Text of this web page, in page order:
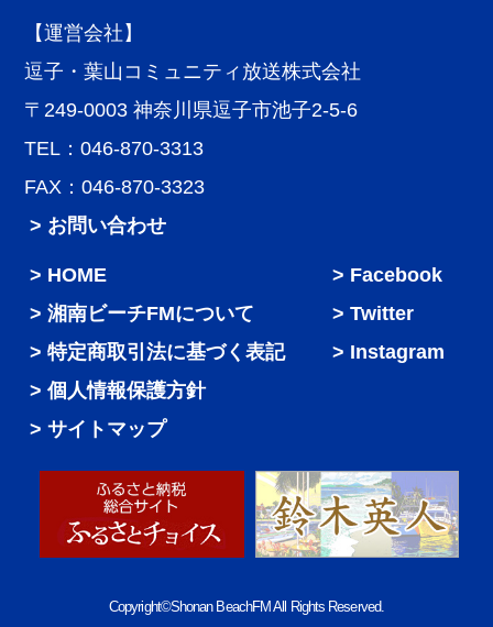
【運営会社】
逗子・葉山コミュニティ放送株式会社
〒249-0003 神奈川県逗子市池子2-5-6
TEL：046-870-3313
FAX：046-870-3323
> お問い合わせ
HOME
湘南ビーチFMについて
特定商取引法に基づく表記
個人情報保護方針
サイトマップ
Facebook
Twitter
Instagram
Copyright©Shonan BeachFM All Rights Reserved.